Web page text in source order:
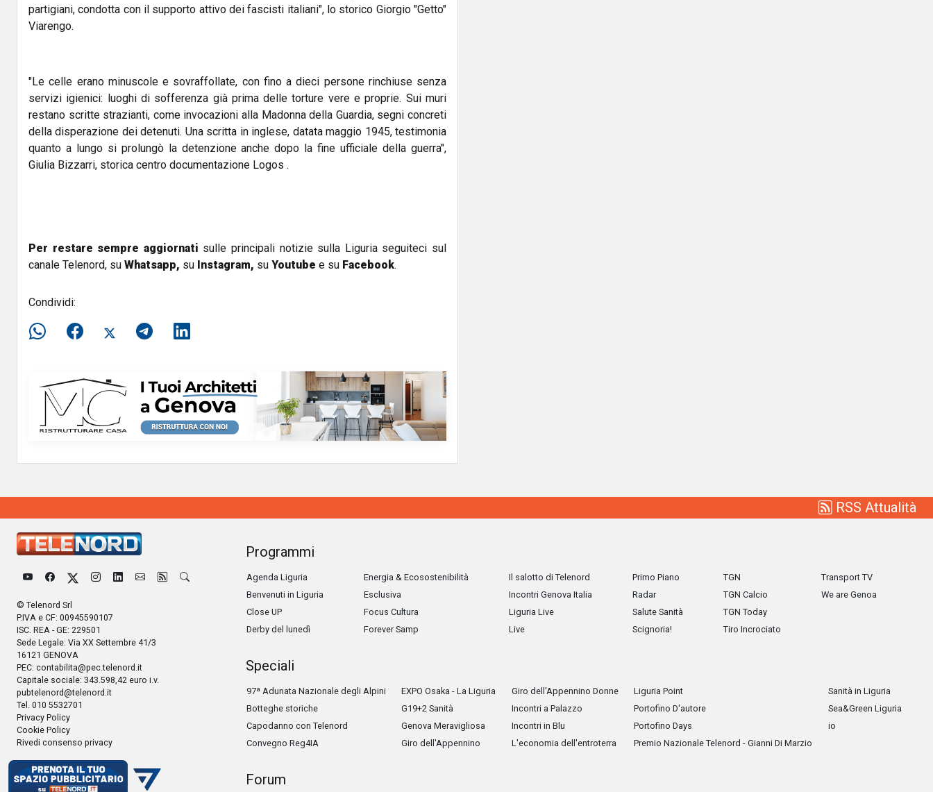
partigiani, condotta con il supporto attivo dei fascisti italiani", lo storico Giorgio "Getto"
Viarengo.
"Le celle erano minuscole e sovraffollate, con fino a dieci persone rinchiuse senza
servizi igienici: luoghi di sofferenza già prima delle torture vere e proprie. Sui muri
restano scritte strazianti, come invocazioni alla Madonna della Guardia, segni concreti
della disperazione dei detenuti. Una scritta in inglese, datata maggio 1945, testimonia
quanto a lungo si prolungò la detenzione anche dopo la fine ufficiale della guerra",
Giulia Bizzarri, storica centro documentazione Logos .
Per restare sempre aggiornati sulle principali notizie sulla Liguria seguiteci sul
canale Telenord, su Whatsapp, su Instagram, su Youtube e su Facebook.
Condividi:
RSS Attualità
© Telenord Srl
P.IVA e CF: 00945590107
ISC. REA - GE: 229501
Sede Legale: Via XX Settembre 41/3
16121 GENOVA
PEC: contabilita@pec.telenord.it
Capitale sociale: 343.598,42 euro i.v.
pubtelenord@telenord.it
Tel. 010 5532701
Privacy Policy
Cookie Policy
Rivedi consenso privacy
Programmi
Agenda Liguria
Benvenuti in Liguria
Close UP
Derby del lunedì
Energia & Ecosostenibilità
Esclusiva
Focus Cultura
Forever Samp
Il salotto di Telenord
Incontri Genova Italia
Liguria Live
Live
Primo Piano
Radar
Salute Sanità
Scignoria!
TGN
TGN Calcio
TGN Today
Tiro Incrociato
Transport TV
We are Genoa
Speciali
97ª Adunata Nazionale degli Alpini
Botteghe storiche
Capodanno con Telenord
Convegno Reg4IA
EXPO Osaka - La Liguria
G19+2 Sanità
Genova Meravigliosa
Giro dell'Appennino
Giro dell'Appennino Donne
Incontri a Palazzo
Incontri in Blu
L'economia dell'entroterra
Liguria Point
Portofino D'autore
Portofino Days
Premio Nazionale Telenord - Gianni Di Marzio
Sanità in Liguria
Sea&Green Liguria
io
Forum